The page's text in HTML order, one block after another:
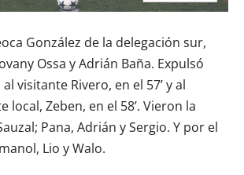
González de la delegación sur,
Ossa y Adrián Baña. Expulsó
visitante Rivero, en el 57’ y al
local, Zeben, en el 58’. Vieron la
Pana, Adrián y Sergio. Y por el
Lio y Walo.